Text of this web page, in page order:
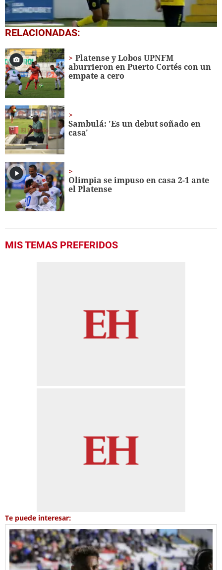
0
seconds
1
minute,
11
seconds
RELACIONADAS:
Platense y Lobos UPNFM
aburrieron en Puerto Cortés con un
empate a cero
Sambulá: 'Es un debut soñado en
casa'
Olimpia se impuso en casa 2-1 ante
el Platense
MIS TEMAS PREFERIDOS
Te puede interesar: